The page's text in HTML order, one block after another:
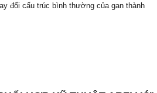
đổi cấu trúc bình thường của gan thành